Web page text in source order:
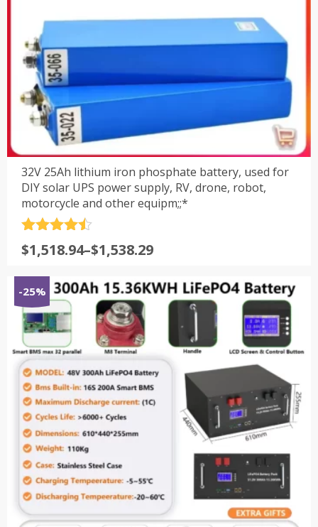
32V 25Ah lithium iron phosphate battery, used for
DIY solar UPS power supply, RV, drone, robot,
motorcycle and other equipm;;*
&sol; 5
$1,518.94–$1,538.29
-25%